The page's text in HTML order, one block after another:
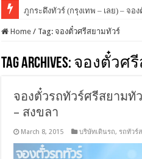
ภูกระดึงทัวร์ (กรุงเทพ – เลย) – จอ
Home / Tag:จองตั๋วศรีสยามทัวร์
Tag Archives: จองตั๋วศ
จองตั๋วรถทัวร์ศรีสยามทั
– สงขลา
March 8, 2015 บริษัทเดินรถ, รถทัวร์